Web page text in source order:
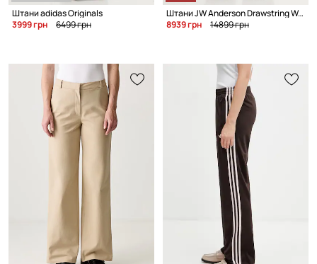
Штани adidas Originals
3999 грн
6499 грн
Штани JW Anderson Drawstring Waist
8939 грн
14899 грн